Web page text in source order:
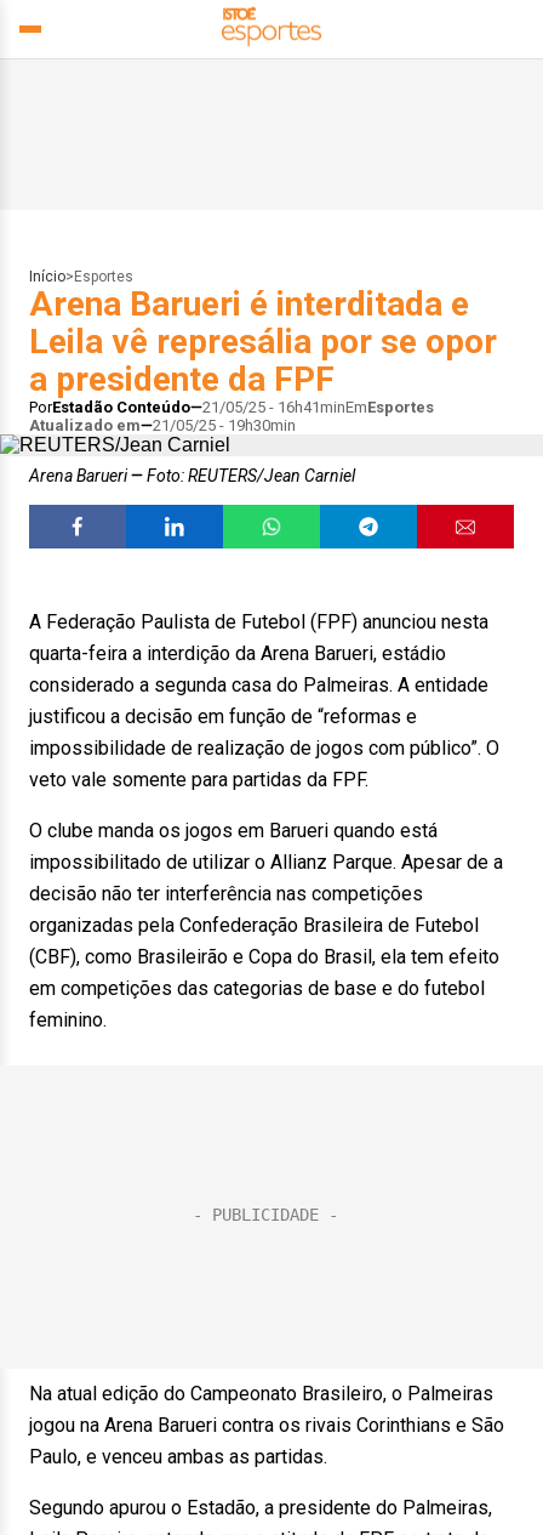
Início> Esportes
Arena Barueri é interditada e
Leila vê represália por se opor
a presidente da FPF
PorEstadão Conteúdo 21/05/25 - 16h41minEmEsportes
Atualizado em
21/05/25 - 19h30min
Arena Barueri Foto: REUTERS/Jean Carniel
A Federação Paulista de Futebol (FPF) anunciou nesta
quarta-feira a interdição da Arena Barueri, estádio
considerado a segunda casa do Palmeiras. A entidade
justificou a decisão em função de “reformas e
impossibilidade de realização de jogos com público”. O
veto vale somente para partidas da FPF.
O clube manda os jogos em Barueri quando está
impossibilitado de utilizar o Allianz Parque. Apesar de a
decisão não ter interferência nas competições
organizadas pela Confederação Brasileira de Futebol
(CBF), como Brasileirão e Copa do Brasil, ela tem efeito
em competições das categorias de base e do futebol
feminino.
Na atual edição do Campeonato Brasileiro, o Palmeiras
jogou na Arena Barueri contra os rivais Corinthians e São
Paulo, e venceu ambas as partidas.
Segundo apurou o Estadão, a presidente do Palmeiras,